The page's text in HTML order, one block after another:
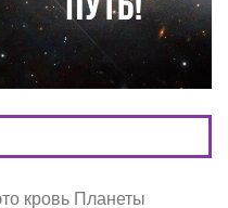
кровь Планеты